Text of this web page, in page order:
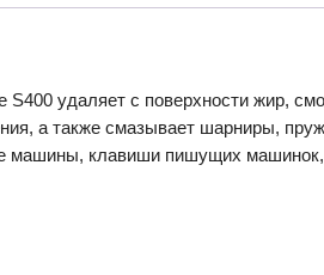
удаляет с поверхности жир,
а также смазывает шарниры,
машины, клавиши пишущих